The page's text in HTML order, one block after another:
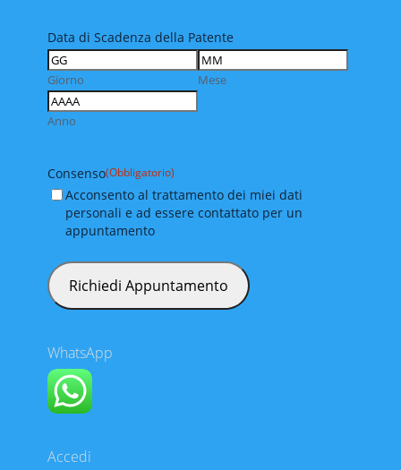
Data di Scadenza della Patente
Giorno Mese
Anno
Consenso(Obbligatorio)
Acconsento al trattamento dei miei dati
personali e ad essere contattato per un
appuntamento
WhatsApp
Accedi